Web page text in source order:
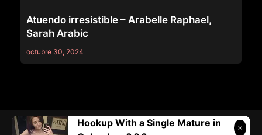
Hookup With a Single Mature in
Atuendo irresistible – Arabelle Raphael,
Sarah Arabic
octubre 30, 2024
Telegram: @vicivi3• Twitter: @subcolombia1• Correo: